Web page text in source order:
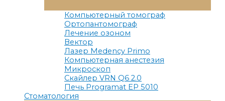
Меню
Компьютерный томограф
Ортопантомограф
Лечение озоном
Вектор
Лазер Medency Primo
Компьютерная анестезия
Микроскоп
Скайлер VRN Q6 2.0
Печь Programat EP 5010
Стоматология